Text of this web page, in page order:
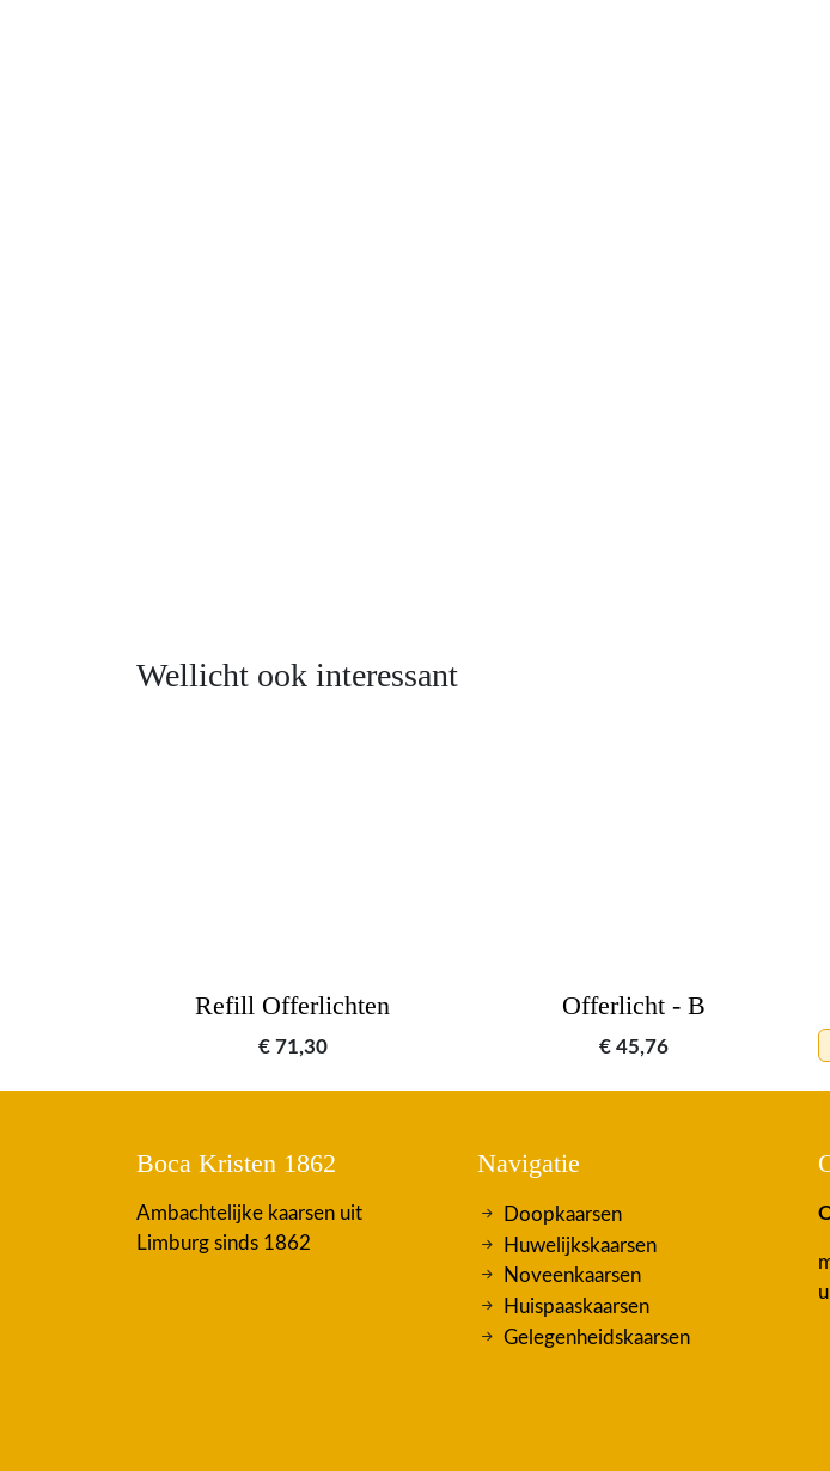
Wellicht ook interessant
Refill Offerlichten
€71,30
Offerlicht - B
€45,76
Boca Kristen 1862
Ambachtelijke kaarsen uit
Limburg sinds 1862
Navigatie
Doopkaarsen
Huwelijkskaarsen
Noveenkaarsen
Huispaaskaarsen
Gelegenheidskaarsen